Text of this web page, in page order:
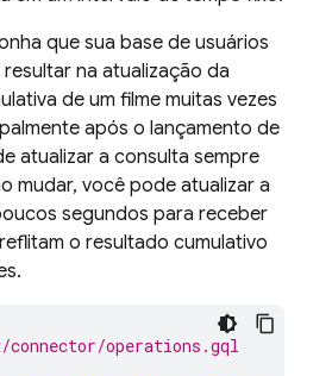
que sua base de usuários
na atualização da
de um filme muitas vezes
após o lançamento de
atualizar a consulta sempre
mudar, você pode atualizar a
segundos para receber
o resultado cumulativo
connector/operations.gql